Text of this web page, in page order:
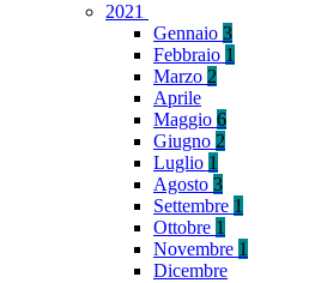
2021
Gennaio 3
Febbraio 1
Marzo 2
Aprile
Maggio 6
Giugno 2
Luglio 1
Agosto 3
Settembre 1
Ottobre 1
Novembre 1
Dicembre